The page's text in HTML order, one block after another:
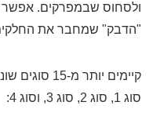
ולסחוס שבמפרקים. אפשר
"הדבק" שמחבר את
קיימים
סוג 1, סוג 2, סוג 3, וסוג 4: